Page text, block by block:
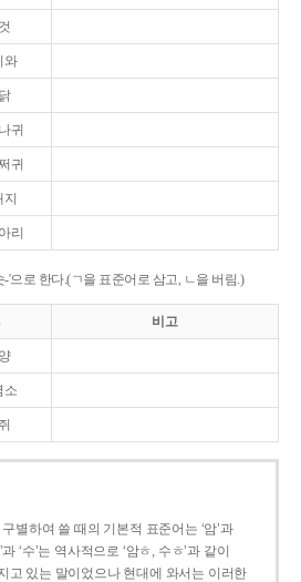
와
귀
귀
리
'으로 한다.(ㄱ을 표준어로 삼고, ㄴ을 버림.)
비고
소
구별하여 쓸 때의 기본적 표준어는 ‘암’과
‘수’는 역사적으로 ‘암ㅎ, 수ㅎ’과 같이
고 있는 말이었으나 현대에 와서는 이러한